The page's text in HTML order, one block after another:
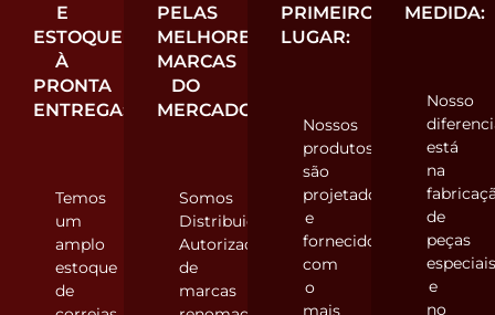
E
ESTOQUE
À
PRONTA
ENTREGA:
Temos
um
amplo
estoque
de
PELAS
MELHORES
MARCAS
DO
MERCADO:
Somos
Distribuidores
Autorizados
de
marcas
PRIMEIRO
LUGAR:
Nossos
produtos
são
projetados
e
fornecidos
com
o
mais
MEDIDA:
Nosso
está
na
de
peças
especiais
e
no